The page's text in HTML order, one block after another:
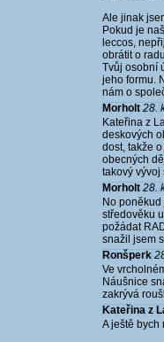
Ale jinak
Pokud je
leccos,
obrátit o
Tvůj osobní
jeho formu.
nám o
Morholt 28.
Kateřina z
deskových
dost, takže
obecných
takový
Morholt 28.
No
středověku
požádat
snažil jsem
Ronšperk
Ve
Náušnice
zakrývá
Kateřina z
A ještě